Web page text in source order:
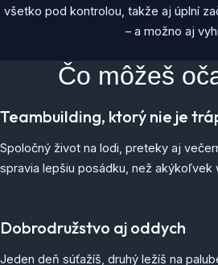
všetko pod kontrolou, takže aj úplní
– a možno aj
Čo môžeš
Teambuilding, ktorý nie je
Spoločný život na lodi, preteky aj
spravia lepšiu posádku, než akýkoľvek
Dobrodružstvo aj oddych
Jeden deň súťažíš, druhý ležíš na